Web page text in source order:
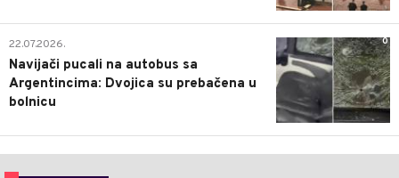
0
22.07.2026.
Navijači pucali na autobus sa
Argentincima: Dvojica su prebačena u
bolnicu